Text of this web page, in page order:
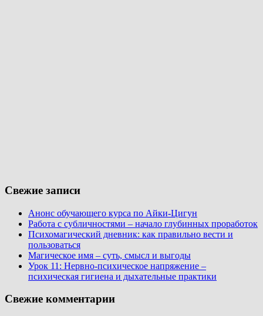
Свежие записи
Анонс обучающего курса по Айки-Цигун
Работа с субличностями – начало глубинных проработок
Психомагический дневник: как правильно вести и
пользоваться
Магическое имя – суть, смысл и выгоды
Урок 11: Нервно-психическое напряжение –
психическая гигиена и дыхательные практики
Свежие комментарии